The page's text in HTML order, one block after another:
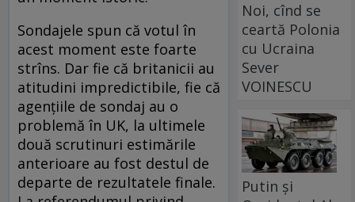
Sondajele spun că votul în
acest moment este foarte
strîns. Dar fie că britanicii au
atitudini impredictibile, fie că
agenţiile de sondaj au o
problemă în UK, la ultimele
două scrutinuri estimările
anterioare au fost destul de
departe de rezultatele finale.
Noi, cînd se
ceartă Polonia
cu Ucraina
Sever
VOINESCU
Putin și